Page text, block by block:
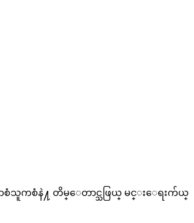
စံသူကစံနဲ႔ တိမ္ေတာင္သဖြယ္ မင္းေရးက်ယ္